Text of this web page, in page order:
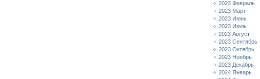
2023 Февраль
2023 Март
2023 Июнь
2023 Июль
2023 Август
2023 Сентябрь
2023 Октябрь
2023 Ноябрь
2023 Декабрь
2024 Январь